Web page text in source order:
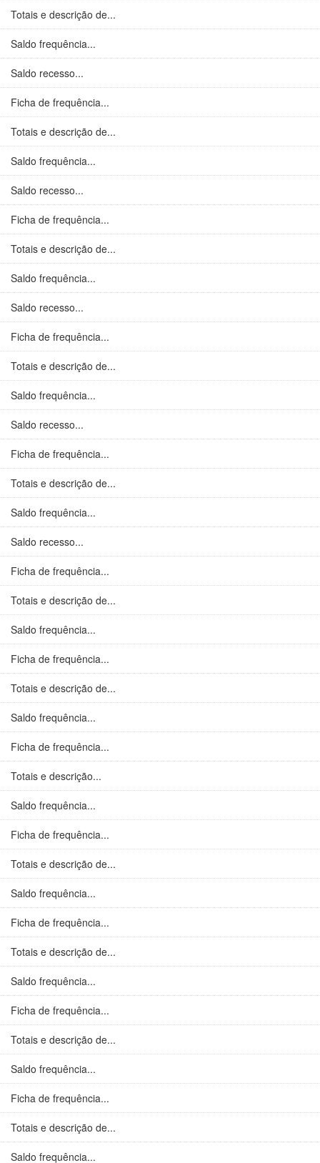
Totais e descrição de...
Saldo frequência...
Saldo recesso...
Ficha de frequência...
Totais e descrição de...
Saldo frequência...
Saldo recesso...
Ficha de frequência...
Totais e descrição de...
Saldo frequência...
Saldo recesso...
Ficha de frequência...
Totais e descrição de...
Saldo frequência...
Saldo recesso...
Ficha de frequência...
Totais e descrição de...
Saldo frequência...
Saldo recesso...
Ficha de frequência...
Totais e descrição de...
Saldo frequência...
Ficha de frequência...
Totais e descrição de...
Saldo frequência...
Ficha de frequência...
Totais e descrição...
Saldo frequência...
Ficha de frequência...
Totais e descrição de...
Saldo frequência...
Ficha de frequência...
Totais e descrição de...
Saldo frequência...
Ficha de frequência...
Totais e descrição de...
Saldo frequência...
Ficha de frequência...
Totais e descrição de...
Saldo frequência...